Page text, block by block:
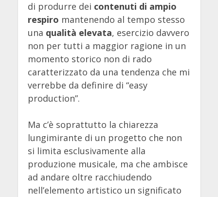
di produrre dei contenuti di ampio
respiro mantenendo al tempo stesso
una qualità elevata, esercizio davvero
non per tutti a maggior ragione in un
momento storico non di rado
caratterizzato da una tendenza che mi
verrebbe da definire di “easy
production”.
Ma c’è soprattutto la chiarezza
lungimirante di un progetto che non
si limita esclusivamente alla
produzione musicale, ma che ambisce
ad andare oltre racchiudendo
nell’elemento artistico un significato